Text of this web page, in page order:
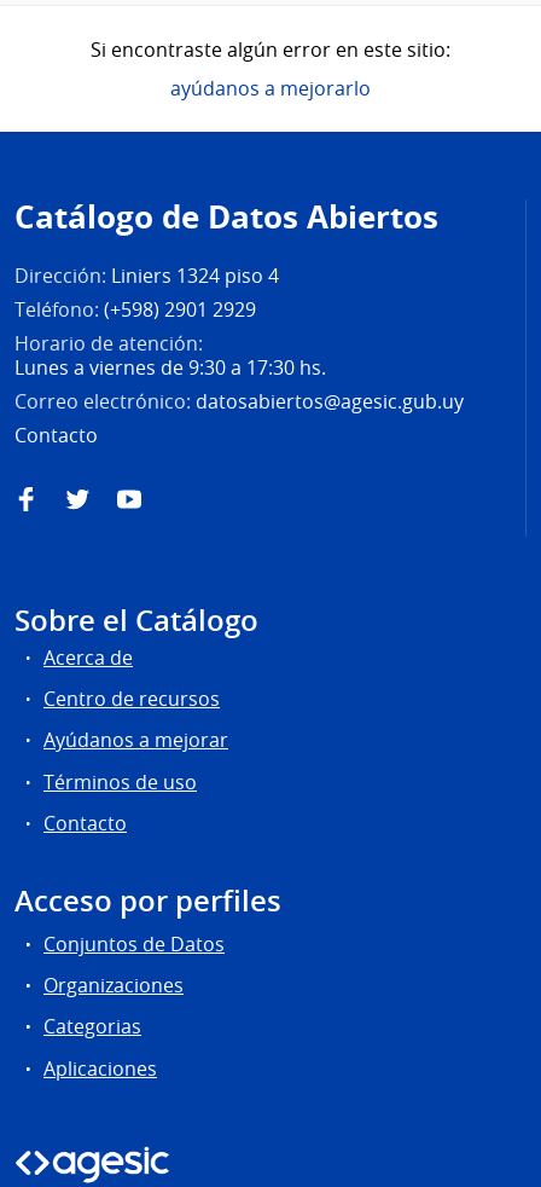
Si encontraste algún error en este sitio:
ayúdanos a mejorarlo
de
página
Catálogo de Datos Abiertos
Dirección: Liniers 1324 piso 4
Teléfono: (+598) 2901 2929
Horario de atención:
Lunes a viernes de 9:30 a 17:30 hs.
Correo electrónico: datosabiertos@agesic.gub.uy
Contacto
FacebookTwitterYouTube
Sobre el Catálogo
Acerca de
Centro de recursos
Ayúdanos a mejorar
Términos de uso
Contacto
Acceso por perfiles
Conjuntos de Datos
Organizaciones
Categorias
Aplicaciones